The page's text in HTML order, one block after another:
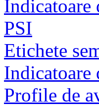
Indicatoare
PSI
Etichete
Indicatoare
Profile de